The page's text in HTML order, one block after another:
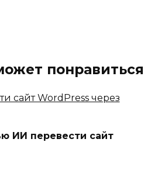
понравиться
ИИ перевести сайт